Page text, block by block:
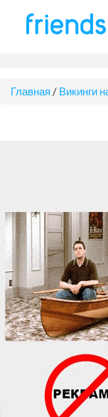
Главная / Викинги